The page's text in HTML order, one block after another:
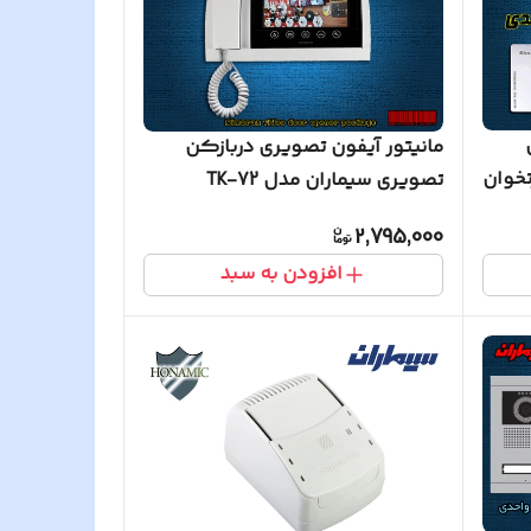
مانیتور آیفون تصویری دربازکن
تصویری سیماران مدل TK-72
2,795,000
افزودن به سبد